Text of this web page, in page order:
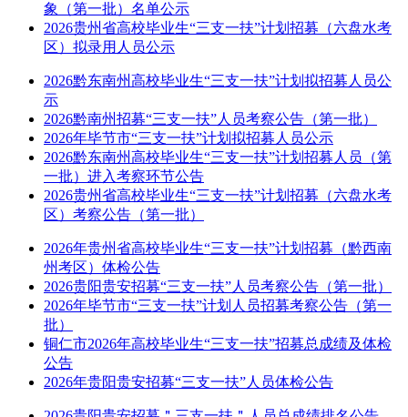
象（第一批）名单公示
2026贵州省高校毕业生“三支一扶”计划招募（六盘水考
区）拟录用人员公示
2026黔东南州高校毕业生“三支一扶”计划拟招募人员公
示
2026黔南州招募“三支一扶”人员考察公告（第一批）
2026年毕节市“三支一扶”计划拟招募人员公示
2026黔东南州高校毕业生“三支一扶”计划招募人员（第
一批）进入考察环节公告
2026贵州省高校毕业生“三支一扶”计划招募（六盘水考
区）考察公告（第一批）
2026年贵州省高校毕业生“三支一扶”计划招募（黔西南
州考区）体检公告
2026贵阳贵安招募“三支一扶”人员考察公告（第一批）
2026年毕节市“三支一扶”计划人员招募考察公告（第一
批）
铜仁市2026年高校毕业生“三支一扶”招募总成绩及体检
公告
2026年贵阳贵安招募“三支一扶”人员体检公告